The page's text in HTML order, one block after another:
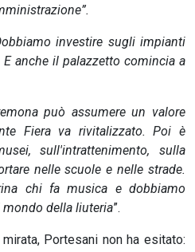
investire sugli impianti
anche il palazzetto comincia a
può assumere un valore
Fiera va rivitalizzato. Poi è
sull'intrattenimento, sulla
nelle scuole e nelle strade.
chi fa musica e dobbiamo
della liuteria”.
Portesani non ha esitato: